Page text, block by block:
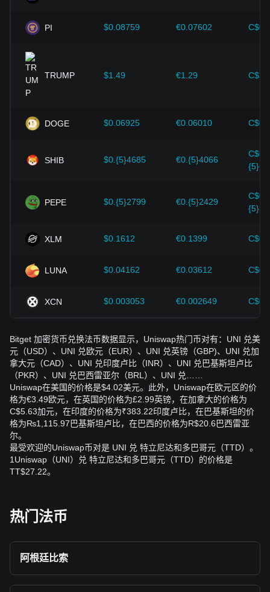
PI $0.08759 €0.07602
TRUMP $1.49 €1.29
DOGE $0.06925 €0.06010
SHIB $0.{5}4685 €0.{5}4066
C$0.
PEPE $0.{5}2799 €0.{5}2429
C$0.
XLM $0.1612 €0.1399
LUNA $0.04162 €0.03612
XCN $0.003053 €0.002649
Bitget 加密货币兑换法币数据显示，Uniswap热门币对有：UNI 兑美
元（USD）、UNI 兑欧元（EUR）、UNI 兑英镑（GBP)、UNI 兑加
拿大元（CAD）、UNI 兑印度卢比（INR）、UNI 兑巴基斯坦卢比
（PKR）、UNI 兑巴西雷亚尔（BRL）、UNI 兑……
Uniswap在美国的价格是$4.02美元。此外，Uniswap在欧元区的价
格为€3.49欧元，在英国的价格为£2.99英镑，在加拿大的价格为
C$5.63加元，在印度的价格为₹383.22印度卢比，在巴基斯坦的价
格为₨1,115.97巴基斯坦卢比，在巴西的价格为R$20.6巴西雷亚
尔。
最受欢迎的Uniswap币对是 UNI 兑 特立尼达和多巴哥元（TTD）。
1Uniswap（UNI）兑 特立尼达和多巴哥元（TTD）的价格是
TT$27.22。
热门法币
阿根廷比索